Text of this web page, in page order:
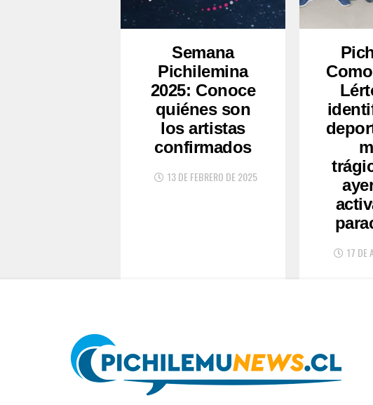
Semana
Pichilemina
2025: Conoce
quiénes son
los artistas
confirmados
13 DE FEBRERO DE 2025
17 DE